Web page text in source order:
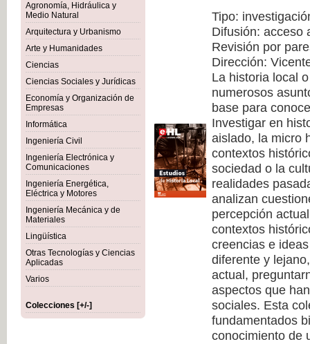
Agronomía, Hidráulica y
Medio Natural
Arquitectura y Urbanismo
Arte y Humanidades
Ciencias
Ciencias Sociales y Jurídicas
Economía y Organización de
Empresas
Informática
Ingeniería Civil
Ingeniería Electrónica y
Comunicaciones
Ingeniería Energética,
Eléctrica y Motores
Ingeniería Mecánica y de
Materiales
Lingüística
Otras Tecnologías y Ciencias
Aplicadas
Varios
Colecciones [+/-]
Tipo:
Difusión: acceso
Revisión por
Dirección:
La historia local
numerosos
base para
Investigar en
aislado, la micro
contextos
sociedad o la
realidades
analizan
percepción
contextos
creencias e
diferente y
actual,
aspectos que
sociales. Esta
fundamentados
conocimiento de